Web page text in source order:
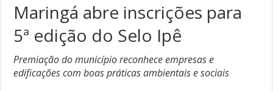
Maringá abre inscrições para
5ª edição do Selo Ipê
Premiação do município reconhece empresas e
edificações com boas práticas ambientais e sociais